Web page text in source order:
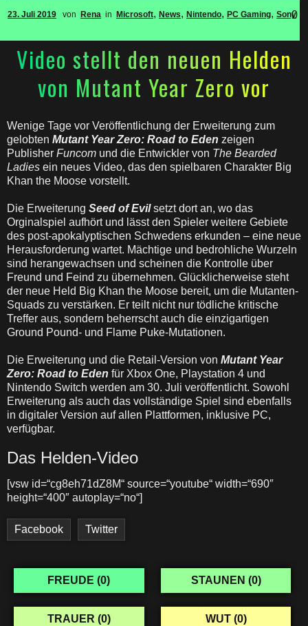
23. Juli 2019 von Rena in Microsoft, News, Nintendo, PC Gaming, Sony
0
Video stellt den neuen Helden
von Mutant Year Zero vor
Wenige Tage vor Veröffentlichung der Erweiterung zum
gelobten Mutant Year Zero: Road to Eden zeigen
Publisher Funcom und die Entwickler von The Bearded
Ladies ein neues Video, das den spielbaren Charakter Big
Khan the Moose vorstellt.
Die Erweiterung Seed of Evilsetzt dort an, wo das
Orginalspiel aufhört und lässt den Spieler weitere Gebiete
des post-apokalyptischen Schwedens erkunden – eine neue
Herausforderung wartet. Mächtige und bedrohliche Wurzeln
sind herangewachsen und scheinen die Kontrolle über
Freund und Feind zu übernehmen. Glücklicherweise steht
der neue Held Big Khan the Moose bereit, um die Mutanten-
Squads zu verstärken. Er teilt nicht nur tödliche kritische
Treffer aus, sondern beherrscht auch die einzigartigen
Ground Pound- und Flame Puke-Mutationen.
Die Erweiterung und die Retail-Version von Mutant Year
Zero: Road to Eden für Xbox One, Playstation 4 und
Nintendo Switch werden am 30. Juli veröffentlicht. Sowohl
Erweiterung als auch das vollständige Spiel sind ebenfalls
in digitaler Version auf allen Plattformen, inklusive PC,
verfügbar.
Das Helden-Video
[vsw id=“cg8eh71dZ8M“ source=“youtube“ width=“690″
height=“400″ autoplay=“no“]
Facebook Twitter
FREUDE (0) STAUNEN (0)
TRAUER (0) WUT (0)